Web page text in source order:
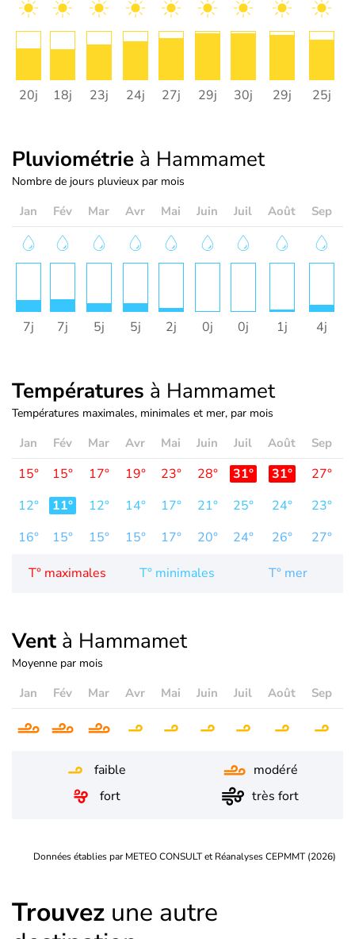
20j 18j 23j 24j 27j 29j 30j 29j 25j
Pluviométrie à Hammamet
Nombre de jours pluvieux par mois
Jan Fév Mar Avr Mai Juin Juil Août Sep
7j 7j 5j 5j 2j 0j 0j 1j 4j
Températures à Hammamet
Températures maximales, minimales et mer, par mois
Jan Fév Mar Avr Mai Juin Juil Août Sep
15° 15° 17° 19° 23° 28° 31° 31° 27°
12°
11° 12° 14° 17° 21° 25° 24° 23°
16°
15° 15° 15° 17° 20° 24° 26° 27°
T° maximales T° minimales T° mer
Vent à Hammamet
Moyenne par mois
Jan Fév Mar Avr Mai Juin Juil Août Sep
faible
modéré
fort
très fort
Données établies par METEO CONSULT et Réanalyses CEPMMT (2026)
Trouvez une autre